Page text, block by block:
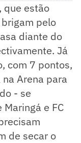
que estão
pelo
diante do
Já
com 7 pontos,
Arena para
- se
e FC
de secar o